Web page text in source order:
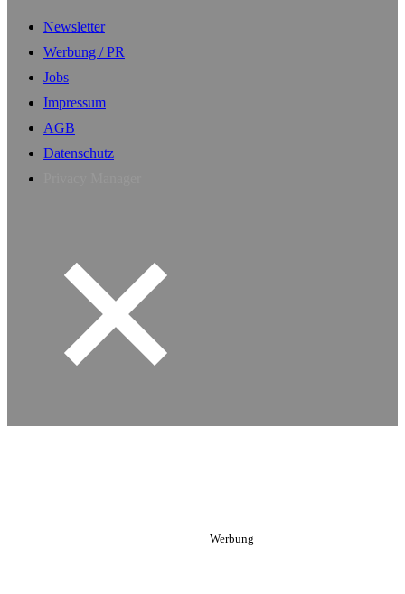
Newsletter
Werbung / PR
Jobs
Impressum
AGB
Datenschutz